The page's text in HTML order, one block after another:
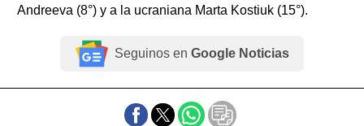
Andreeva (8°) y a la ucraniana Marta Kostiuk (15°).
Seguinos en Google Noticias